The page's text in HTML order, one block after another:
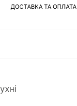
ДОСТАВКА ТА ОПЛАТА